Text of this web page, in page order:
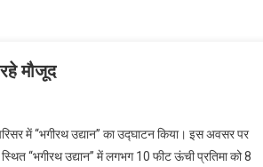
मौजूद
में ‘‘भगीरथ उद्यान’’ का उद्घाटन किया। इस अवसर पर
‘‘भगीरथ उद्यान’’ में लगभग 10 फीट ऊंची प्रतिमा को 8